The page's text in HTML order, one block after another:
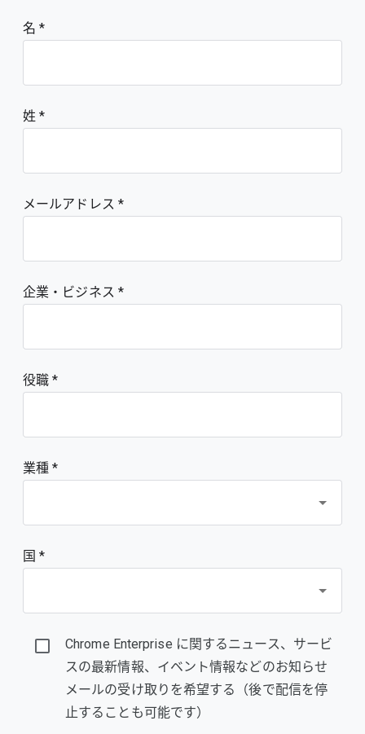
名
姓
メールアドレス
企業・ビジネス
役職
業種 *
国 *
Chrome Enterprise に関するニュース、サービ
スの最新情報、イベント情報などのお知らせ
メールの受け取りを希望する（後で配信を停
止することも可能です）